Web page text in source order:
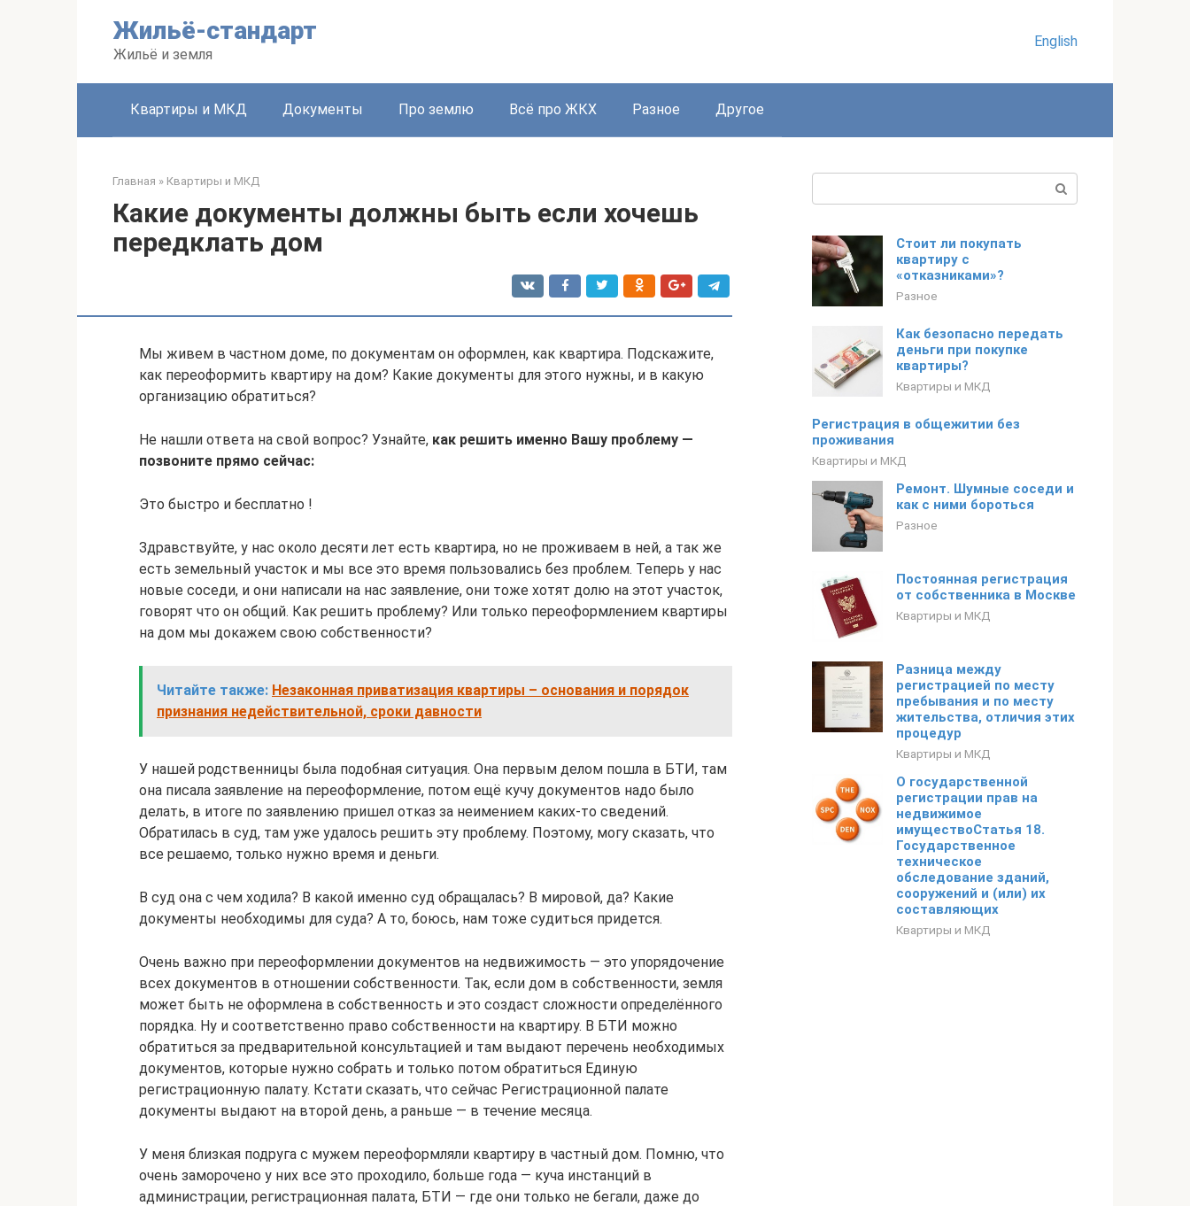
Жильё-стандарт
Жильё и земля
English
Квартиры и МКД Документы Про землю Всё про ЖКХ Разное Другое
Главная » Квартиры и МКД
Какие документы должны быть если хочешь
передклать дом
Мы живем в частном доме, по документам он оформлен, как квартира. Подскажите,
как переоформить квартиру на дом? Какие документы для этого нужны, и в какую
организацию обратиться?
Не нашли ответа на свой вопрос? Узнайте, как решить именно Вашу проблему —
позвоните прямо сейчас:
Это быстро и бесплатно !
Здравствуйте, у нас около десяти лет есть квартира, но не проживаем в ней, а так же
есть земельный участок и мы все это время пользовались без проблем. Теперь у нас
новые соседи, и они написали на нас заявление, они тоже хотят долю на этот участок,
говорят что он общий. Как решить проблему? Или только переоформлением квартиры
на дом мы докажем свою собственности?
Читайте также: Незаконная приватизация квартиры – основания и порядок
признания недействительной, сроки давности
У нашей родственницы была подобная ситуация. Она первым делом пошла в БТИ, там
она писала заявление на переоформление, потом ещё кучу документов надо было
делать, в итоге по заявлению пришел отказ за неимением каких-то сведений.
Обратилась в суд, там уже удалось решить эту проблему. Поэтому, могу сказать, что
все решаемо, только нужно время и деньги.
В суд она с чем ходила? В какой именно суд обращалась? В мировой, да? Какие
документы необходимы для суда? А то, боюсь, нам тоже судиться придется.
Очень важно при переоформлении документов на недвижимость — это упорядочение
всех документов в отношении собственности. Так, если дом в собственности, земля
может быть не оформлена в собственность и это создаст сложности определённого
порядка. Ну и соответственно право собственности на квартиру. В БТИ можно
обратиться за предварительной консультацией и там выдают перечень необходимых
документов, которые нужно собрать и только потом обратиться Единую
регистрационную палату. Кстати сказать, что сейчас Регистрационной палате
документы выдают на второй день, а раньше — в течение месяца.
У меня близкая подруга с мужем переоформляли квартиру в частный дом. Помню, что
очень заморочено у них все это проходило, больше года — куча инстанций в
администрации, регистрационная палата, БТИ — где они только не бегали, даже до
Стоит ли покупать
квартиру с
«отказниками»?
Разное
Как безопасно передать
деньги при покупке
квартиры?
Квартиры и МКД
Регистрация в общежитии без
проживания
Квартиры и МКД
Ремонт. Шумные соседи и
как с ними бороться
Разное
Постоянная регистрация
от собственника в Москве
Квартиры и МКД
Разница между
регистрацией по месту
пребывания и по месту
жительства, отличия этих
процедур
Квартиры и МКД
О государственной
регистрации прав на
недвижимое
имуществоСтатья 18.
Государственное
техническое
обследование зданий,
сооружений и (или) их
составляющих
Квартиры и МКД